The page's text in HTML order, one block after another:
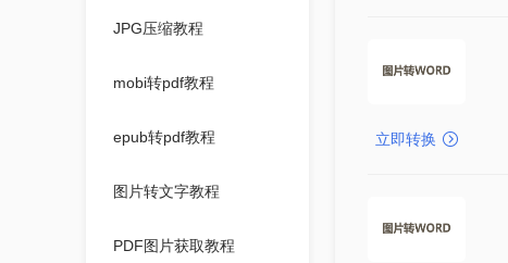
JPG压缩教程
mobi转pdf教程
epub转pdf教程
图片转文字教程
PDF图片获取教程
立即转换